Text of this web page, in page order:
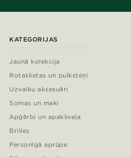
KATEGORIJAS
Jaunā kolekcija
Rotaslietas un pulksteņi
Uzvalku aksesuāri
Somas un maki
Apģērbi un apakšveļa
Brilles
Personīgā aprūpe